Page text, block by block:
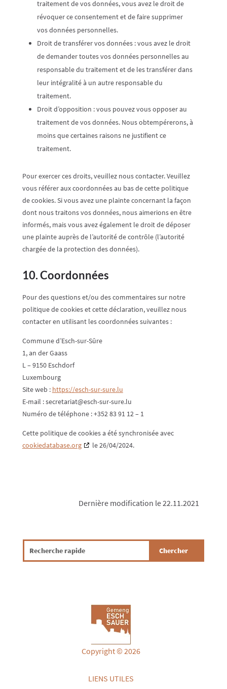
traitement de vos données, vous avez le droit de
révoquer ce consentement et de faire supprimer
vos données personnelles.
Droit de transférer vos données : vous avez le droit
de demander toutes vos données personnelles au
responsable du traitement et de les transférer dans
leur intégralité à un autre responsable du
traitement.
Droit d’opposition : vous pouvez vous opposer au
traitement de vos données. Nous obtempérerons, à
moins que certaines raisons ne justifient ce
traitement.
Pour exercer ces droits, veuillez nous contacter. Veuillez
vous référer aux coordonnées au bas de cette politique
de cookies. Si vous avez une plainte concernant la façon
dont nous traitons vos données, nous aimerions en être
informés, mais vous avez également le droit de déposer
une plainte auprès de l’autorité de contrôle (l’autorité
chargée de la protection des données).
10. Coordonnées
Pour des questions et/ou des commentaires sur notre
politique de cookies et cette déclaration, veuillez nous
contacter en utilisant les coordonnées suivantes :
Commune d’Esch-sur-Sûre
1, an der Gaass
L – 9150 Eschdorf
Luxembourg
Site web : https://esch-sur-sure.lu
E-mail :secretariat@esch-sur-sure.lu
Numéro de téléphone : +352 83 91 12 – 1
Cette politique de cookies a été synchronisée avec
cookiedatabase.org
le 26/04/2024.
Dernière modification le 22.11.2021
Copyright © 2026
LIENS UTILES